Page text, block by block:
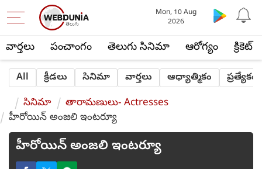
వార్తలు పంచాంగం తెలుగు సినిమా ఆరోగ్యం క్రికెట్
Mon, 10 Aug
2026
All క్రీడలు సినిమా వార్తలు ఆధ్యాత్మికం ప్రత్యేకం
సినిమా
తారామణులు- Actresses
హీరోయిన్ అంజలి ఇంటర్యూ
హీరోయిన్ అంజలి ఇంటర్యూ